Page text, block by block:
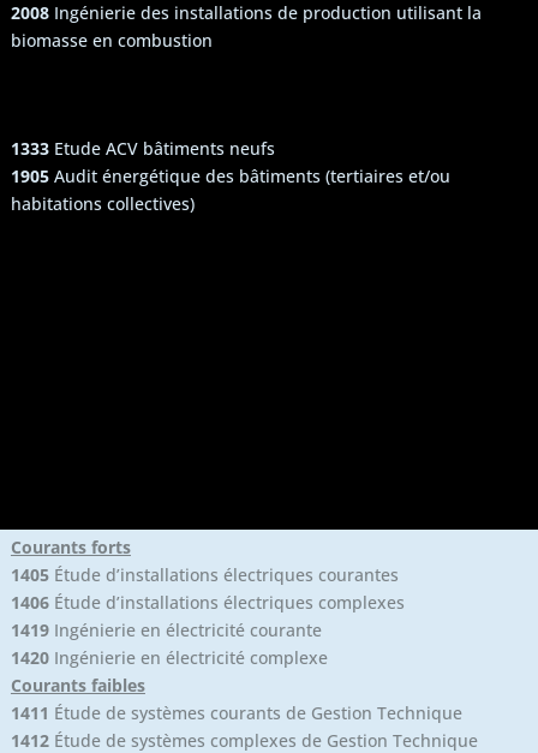
2008Ingénierie des installations de production utilisant la
biomasse en combustion
1333 Etude ACV bâtiments neufs
1905Audit énergétique des bâtiments (tertiaires et/ou
habitations collectives)
Courants forts
1405Étude d’installations électriques courantes
1406Étude d’installations électriques complexes
1419Ingénierie en électricité courante
1420Ingénierie en électricité complexe
Courants faibles
1411 Étude de systèmes courants de Gestion Technique
1412Étude de systèmes complexes de Gestion Technique